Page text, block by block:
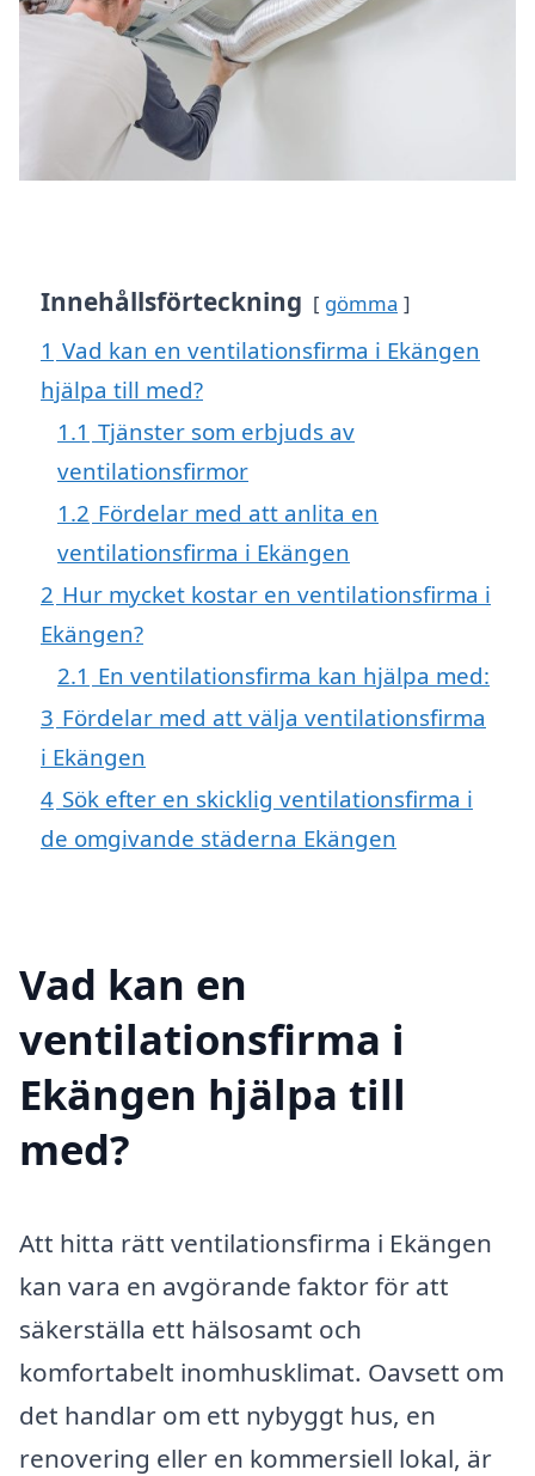
Innehållsförteckning gömma
1 Vad kan en ventilationsfirma i Ekängen
hjälpa till med?
1.1 Tjänster som erbjuds av
ventilationsfirmor
1.2 Fördelar med att anlita en
ventilationsfirma i Ekängen
2 Hur mycket kostar en ventilationsfirma i
Ekängen?
2.1 En ventilationsfirma kan hjälpa med:
3 Fördelar med att välja ventilationsfirma
i Ekängen
4 Sök efter en skicklig ventilationsfirma i
de omgivande städerna Ekängen
Vad kan en
ventilationsfirma i
Ekängen hjälpa till
med?
Att hitta rätt ventilationsfirma i Ekängen
kan vara en avgörande faktor för att
säkerställa ett hälsosamt och
komfortabelt inomhusklimat. Oavsett om
det handlar om ett nybyggt hus, en
renovering eller en kommersiell lokal, är